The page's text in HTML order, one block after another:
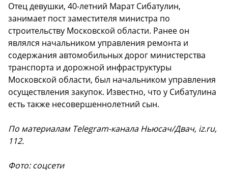
Отец девушки, 40-летний Марат Сибатулин,
занимает пост заместителя министра по
строительству Московской области. Ранее он
являлся начальником управления ремонта и
содержания автомобильных дорог министерства
транспорта и дорожной инфраструктуры
Московской области, был начальником управления
осуществления закупок. Известно, что у Сибатулина
есть также несовершеннолетний сын.
По материалам Telegram-канала Ньюсач/Двач, iz.ru,
112.
Фото: соцсети